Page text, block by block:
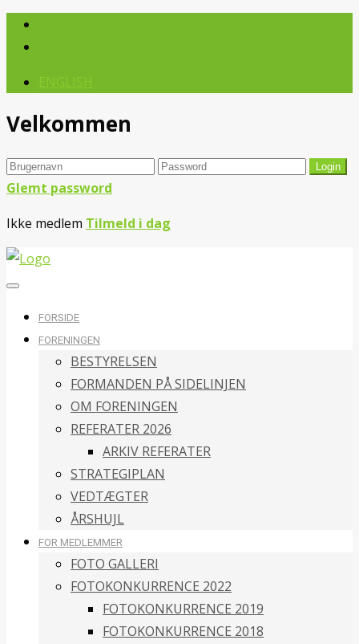
Velkommen
Glemt password
Ikke medlem Tilmeld i dag
FORSIDE
FORENINGEN
BESTYRELSEN
FORMANDEN PÅ SIDELINJEN
OM FORENINGEN
REFERATER 2026
ARKIV REFERATER
STRATEGIPLAN
VEDTÆGTER
ÅRSHUJL
FOR MEDLEMMER
FOTO GALLERI
FOTOKONKURRENCE 2022
FOTOKONKURRENCE 2019
FOTOKONKURRENCE 2018